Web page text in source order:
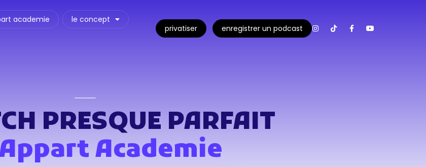
academie
le concept
privatiser enregistrer un podcast
PRESQUE PARFAIT
Academie